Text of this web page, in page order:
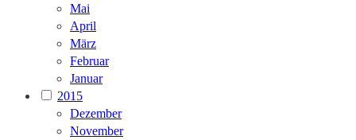
Mai
April
März
Februar
Januar
2015
Dezember
November